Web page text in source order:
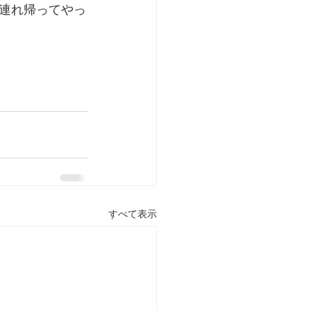
れ帰ってやっ
すべて表示